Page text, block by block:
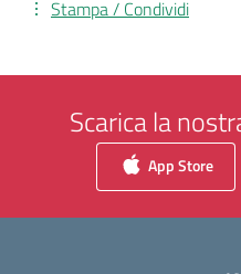
Stampa / Condividi
Scarica la
App Store